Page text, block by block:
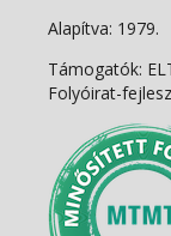
Alapítva: 1979.
Támogatók:
Folyóirat-